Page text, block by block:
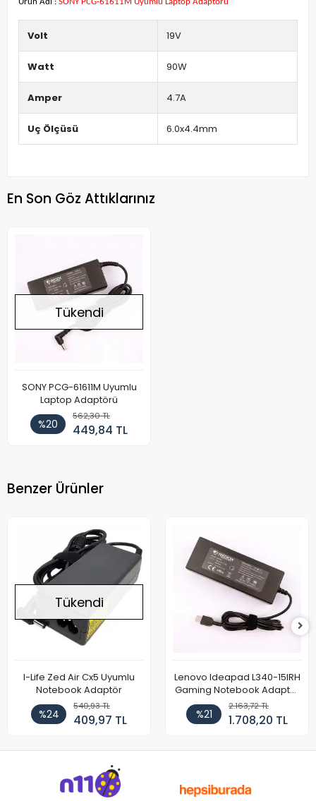
Ürün Adı : SONY PCG-61611M Uyumlu Laptop Adaptörü
Volt 19V
Watt 90W
Amper 4.7A
Uç Ölçüsü 6.0x4.4mm
En Son Göz Attıklarınız
Tükendi
SONY PCG-61611M Uyumlu
Laptop Adaptörü
%20
562,30 TL
449,84 TL
Benzer Ürünler
Tükendi
I-Life Zed Air Cx5 Uyumlu
Notebook Adaptör
%24
540,93 TL
409,97 TL
Lenovo Ideapad L340-15IRH
Gaming Notebook Adaptör
Cihazı Şarj Aleti (150W)
%21
2.163,72 TL
1.708,20 TL